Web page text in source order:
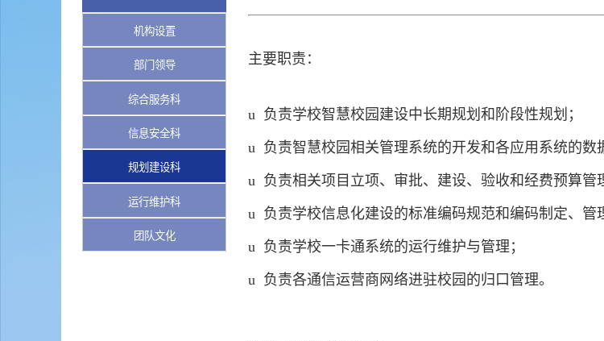
机构设置
部门领导
综合服务科
信息安全科
规划建设科
运行维护科
团队文化
主要职责：
u 负责学校智慧校园建设中长期规划和阶段性规划；
u 负责智慧校园相关管理系统的开发和各应用系统的数
u 负责相关项目立项、审批、建设、验收和经费预算管
u 负责学校信息化建设的标准编码规范和编码制定、管
u 负责学校一卡通系统的运行维护与管理；
u 负责各通信运营商网络进驻校园的归口管理。